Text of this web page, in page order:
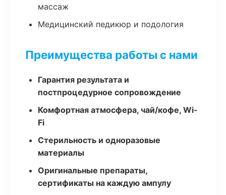
массаж
Медицинский педикюр и подология
Преимущества работы с нами
Гарантия результата и
постпроцедурное сопровождение
Комфортная атмосфера, чай/кофе, Wi-
Fi
Стерильность и одноразовые
материалы
Оригинальные препараты,
сертификаты на каждую ампулу